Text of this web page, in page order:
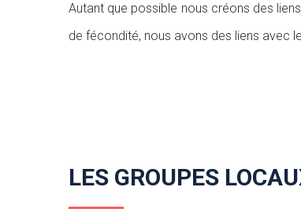
Autant que possible nous créons des
de fécondité, nous avons des liens avec
LES GROUPES